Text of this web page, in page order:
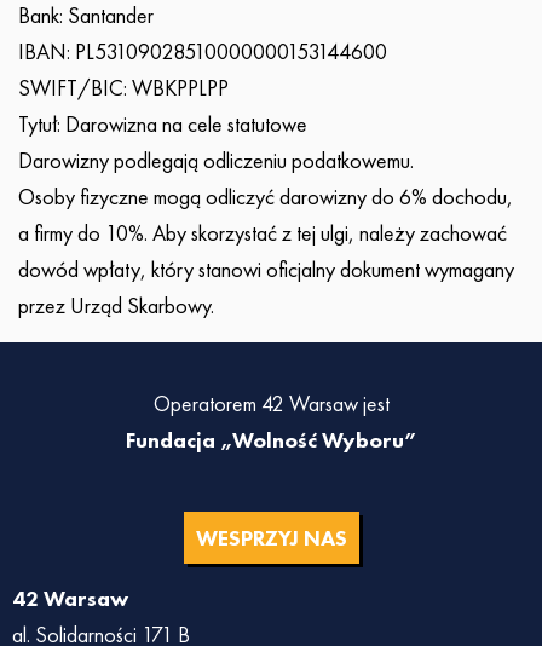
Bank: Santander
IBAN: PL53109028510000000153144600
SWIFT/BIC: WBKPPLPP
Tytuł: Darowizna na cele statutowe
Darowizny podlegają odliczeniu podatkowemu.
Osoby fizyczne mogą odliczyć darowizny do 6% dochodu,
a firmy do 10%. Aby skorzystać z tej ulgi, należy zachować
dowód wpłaty, który stanowi oficjalny dokument wymagany
przez Urząd Skarbowy.
Operatorem 42 Warsaw jest
Fundacja „Wolność Wyboru”
WESPRZYJ NAS
42 Warsaw
al. Solidarności 171 B